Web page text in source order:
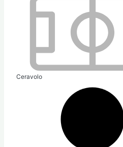
Ceravolo